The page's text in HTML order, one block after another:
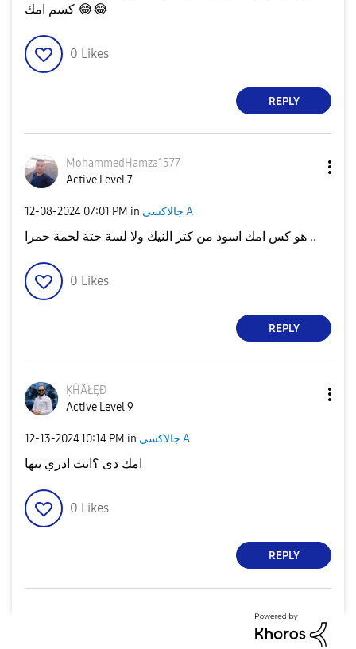
😂😂
0 Likes
REPLY
MohammedHamza1577
Active Level 7
‎12-08-2024 07:01 PM in جالاكسى A
هو كس امك اسود من كتر النيك ولا لسة حتة لحمة حمرا ..
0 Likes
REPLY
ĶĤÃŁĘÐ
Active Level 9
‎12-13-202410:14 PM in جالاكسى A
امك دى ؟انت ادري بيها
0 Likes
REPLY